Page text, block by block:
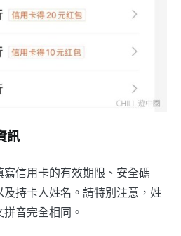
訊
信用卡的有效期限、安全碼
及持卡人姓名。請特別注意，姓
音完全相同。